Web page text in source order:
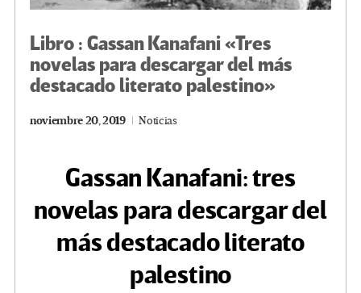
Libro : Gassan Kanafani «Tres
novelas para descargar del más
destacado literato palestino»
noviembre 20, 2019 Noticias
Gassan Kanafani: tres
novelas para descargar del
más destacado literato
palestino